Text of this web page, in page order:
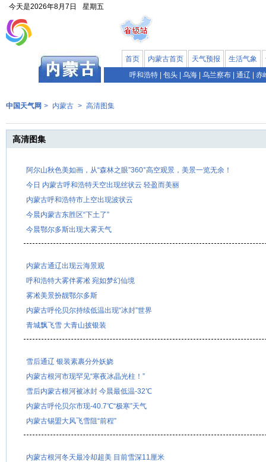
今天是2026年8月7日 星期五
首页 内蒙古首页 天气预报 生活气象
呼和浩特
包头 乌海 乌兰察布 通辽 赤
中国天气网 > 内蒙古 > 高清图集
高清图集
阿尔山秋色美如画，从“森林之眼”360°高空观景，美景一览无余！
今日 内蒙古呼和浩特天空出现丝状云 轻盈而美丽
内蒙古呼和浩特市上空出现波状云
今晨内蒙古东胜区“下土了”
今晨鄂尔多斯出现大雾天气
内蒙古通辽出现云海景观
呼和浩特大雾伴雾凇 宛如梦幻仙境
雾凇美景扮靓鄂尔多斯
内蒙古呼伦贝尔持续低温出现“冰封”世界
青城飘飞雪 大青山披银装
雪后通辽 银装素裹分外妖娆
内蒙古根河市现罕见“寒夜冰晶光柱！”
雪后内蒙古根河被冰封 今晨最低温-32℃
内蒙古呼伦贝尔市现-40.7℃“极寒”天气
内蒙古锡盟大风飞雪阻“前程”
内蒙古根河冬天最冷却超美 目前雪深11厘米